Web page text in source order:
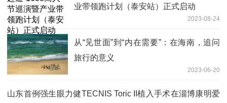
业带领跑计划（泰安站）正式启动
2023-08-24
从“见世面”到“内在需要”：在海南，追问
旅行的意义
2023-06-20
山东首例强生眼力健TECNIS Toric II植入手术在淄博康明爱